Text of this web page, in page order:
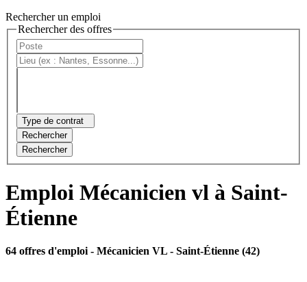
Rechercher un emploi
Rechercher des offres
Type de contrat
Rechercher
Rechercher
Emploi Mécanicien vl à Saint-
Étienne
64 offres d'emploi - Mécanicien VL - Saint-Étienne (42)